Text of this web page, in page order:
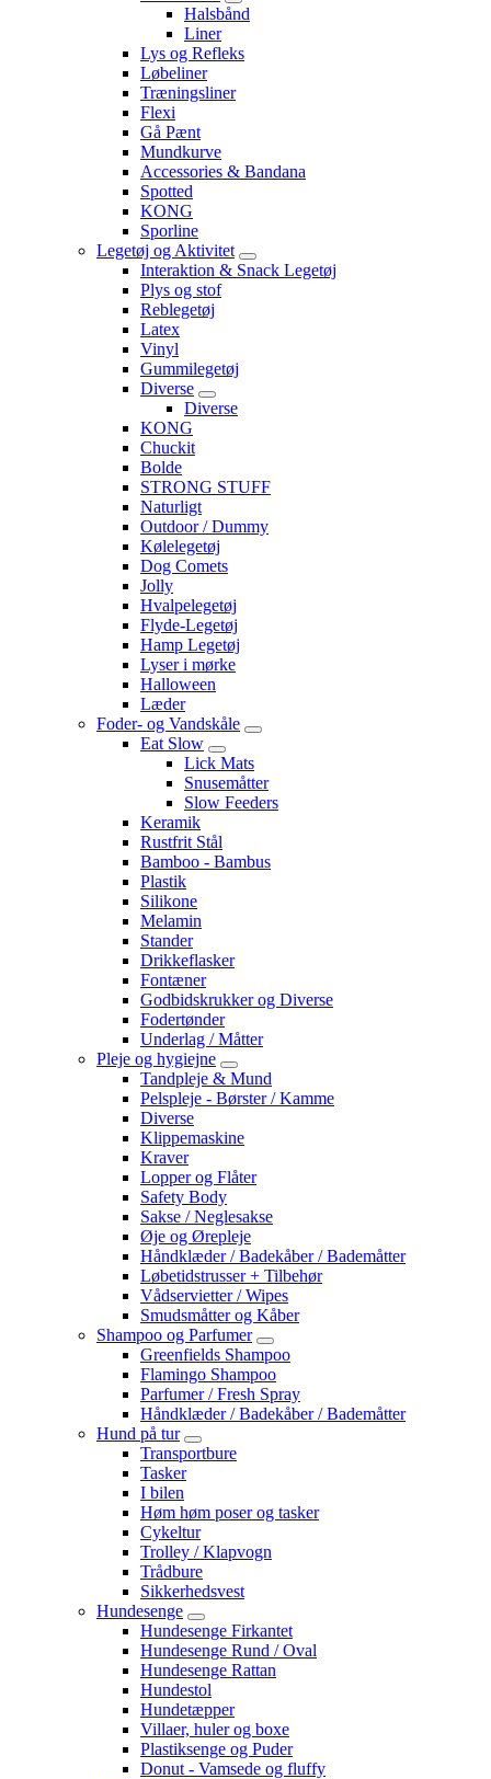
Halsbånd
Liner
Lys og Refleks
Løbeliner
Træningsliner
Flexi
Gå Pænt
Mundkurve
Accessories & Bandana
Spotted
KONG
Sporline
Legetøj og Aktivitet
Interaktion & Snack Legetøj
Plys og stof
Reblegetøj
Latex
Vinyl
Gummilegetøj
Diverse
Diverse
KONG
Chuckit
Bolde
STRONG STUFF
Naturligt
Outdoor / Dummy
Kølelegetøj
Dog Comets
Jolly
Hvalpelegetøj
Flyde-Legetøj
Hamp Legetøj
Lyser i mørke
Halloween
Læder
Foder- og Vandskåle
Eat Slow
Lick Mats
Snusemåtter
Slow Feeders
Keramik
Rustfrit Stål
Bamboo - Bambus
Plastik
Silikone
Melamin
Stander
Drikkeflasker
Fontæner
Godbidskrukker og Diverse
Fodertønder
Underlag / Måtter
Pleje og hygiejne
Tandpleje & Mund
Pelspleje - Børster / Kamme
Diverse
Klippemaskine
Kraver
Lopper og Flåter
Safety Body
Sakse / Neglesakse
Øje og Ørepleje
Håndklæder / Badekåber / Bademåtter
Løbetidstrusser + Tilbehør
Vådservietter / Wipes
Smudsmåtter og Kåber
Shampoo og Parfumer
Greenfields Shampoo
Flamingo Shampoo
Parfumer / Fresh Spray
Håndklæder / Badekåber / Bademåtter
Hund på tur
Transportbure
Tasker
I bilen
Høm høm poser og tasker
Cykeltur
Trolley / Klapvogn
Trådbure
Sikkerhedsvest
Hundesenge
Hundesenge Firkantet
Hundesenge Rund / Oval
Hundesenge Rattan
Hundestol
Hundetæpper
Villaer, huler og boxe
Plastiksenge og Puder
Donut - Vamsede og fluffy